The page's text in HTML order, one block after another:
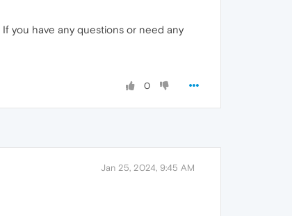
you have any questions or need any
0
Jan 25, 2024, 9:45 AM